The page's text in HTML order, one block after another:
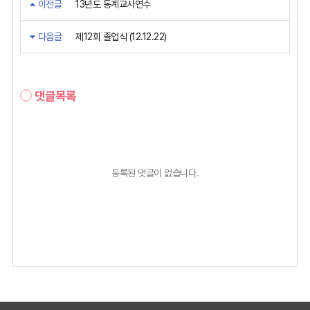
이전글 13년도 동계교사연수
다음글 제12회 졸업식 (12.12.22)
댓글목록
등록된 댓글이 없습니다.